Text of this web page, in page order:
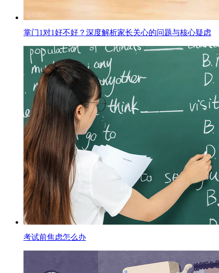
掌门1对1好不好？深度解析家长关心的问题与核心疑虑
考试前焦虑怎么办